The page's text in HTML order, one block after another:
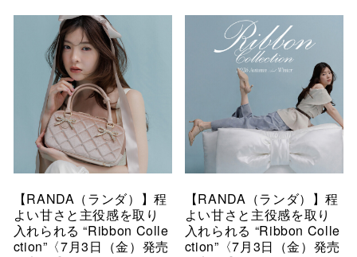
【RANDA（ランダ）】程
よい甘さと主役感を取り
入れられる “Ribbon Colle
ction”〈7月3日（金）発売
【RANDA（ランダ）】程
よい甘さと主役感を取り
入れられる “Ribbon Colle
ction”〈7月3日（金）発売